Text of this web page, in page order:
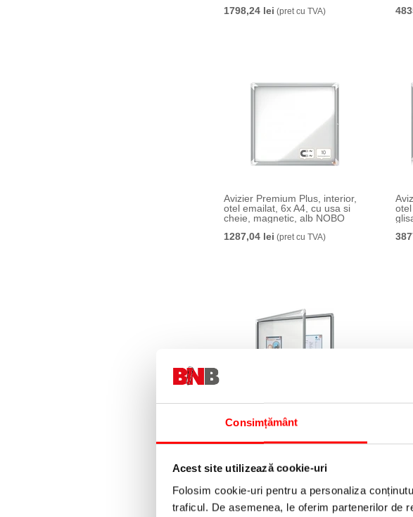
Consimțământ
Acest site utilizează cookie-uri
Folosim cookie-uri pentru a personaliza
traficul. De asemenea, le oferim partenerilor de
1798,24 lei (pret cu TVA)
Avizier Premium Plus, interior,
otel emailat, 6x A4, cu usa si
cheie, magnetic, alb NOBO
1287,04 lei (pret cu TVA)
Avizier Premium Plus, interior,
cheie, magnetic, alb NOBO
1376,75 lei
(pret cu TVA)